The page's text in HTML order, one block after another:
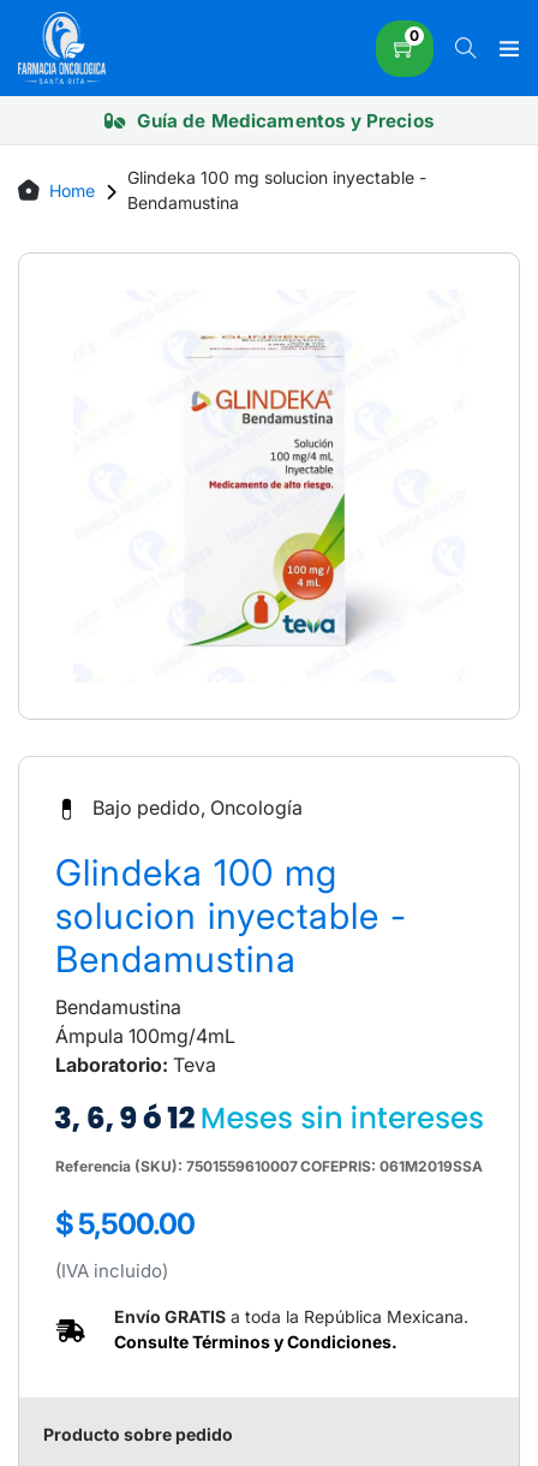
content
0
Guía de Medicamentos y Precios
Home
Glindeka 100 mg solucion inyectable -
Bendamustina
Bajo pedido, Oncología
Glindeka 100 mg
solucion inyectable -
Bendamustina
Bendamustina
Ámpula 100mg/4mL
Laboratorio: Teva
Referencia (SKU): 7501559610007COFEPRIS: 061M2019SSA
Precio
regular
$ 5,500.00
(IVA incluido)
Envío GRATIS a toda la República Mexicana.
Consulte Términos y Condiciones.
Producto sobre pedido